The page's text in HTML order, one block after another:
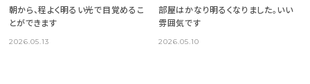
朝から、程よく明るい光で目覚めるこ
とができます
2026.05.13
部屋はかなり明るくなりました。いい
雰囲気です
2026.05.10